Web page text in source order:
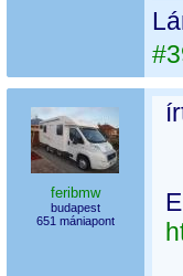
feribmw
budapest
651 mániapont